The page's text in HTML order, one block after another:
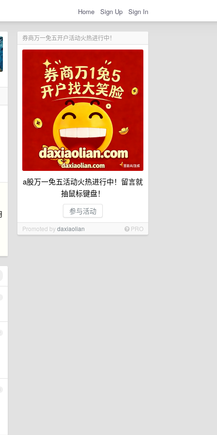
Home Sign Up Sign In
券商万一免五开户活动火热进行中！
a股万一免五活动火热进行中！留言就
抽鼠标键盘！
参与活动
Promoted bydaxiaolian PRO